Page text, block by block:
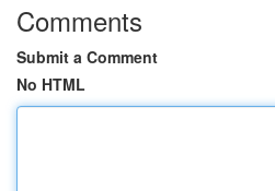
Comments
Submit a Comment
No HTML